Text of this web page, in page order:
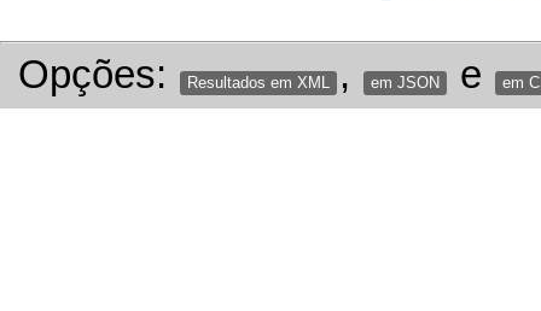
Opções: Resultados em XML , em JSON e em